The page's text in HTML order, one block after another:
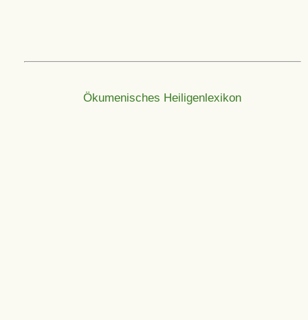
Ökumenisches Heiligenlexikon